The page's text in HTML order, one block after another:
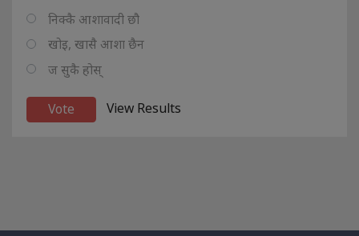
निक्कै आशावादी छौ
खोइ, खासै आशा छैन
ज सुकै होस्
View Results